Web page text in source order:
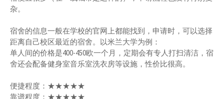
杂。
宿舍的信息一般在学校的官网上都能找到，申请时，可以选择
距离自己校区最近的宿舍。以米兰大学为例：
单⼈间的价格是400-450欧⼀个⽉，定期会有专人打扫清洁，宿
舍还会配备健身室⾳乐室洗衣房等设施，性价比很⾼。
便捷程度：★★★★★
靠谱程度：★★★★★